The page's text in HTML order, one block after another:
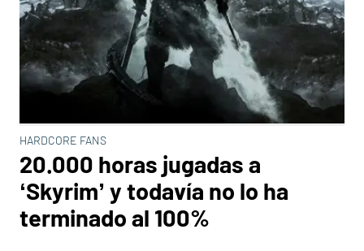
HARDCORE FANS
20.000 horas jugadas a
‘Skyrim’ y todavía no lo ha
terminado al 100%